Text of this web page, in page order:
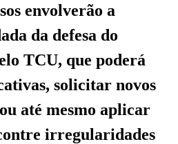
envolverão a
da defesa do
TCU, que poderá
solicitar novos
até mesmo aplicar
irregularidades